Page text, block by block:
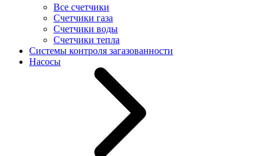
Все счетчики
Счетчики газа
Счетчики воды
Счетчики тепла
Системы контроля загазованности
Насосы